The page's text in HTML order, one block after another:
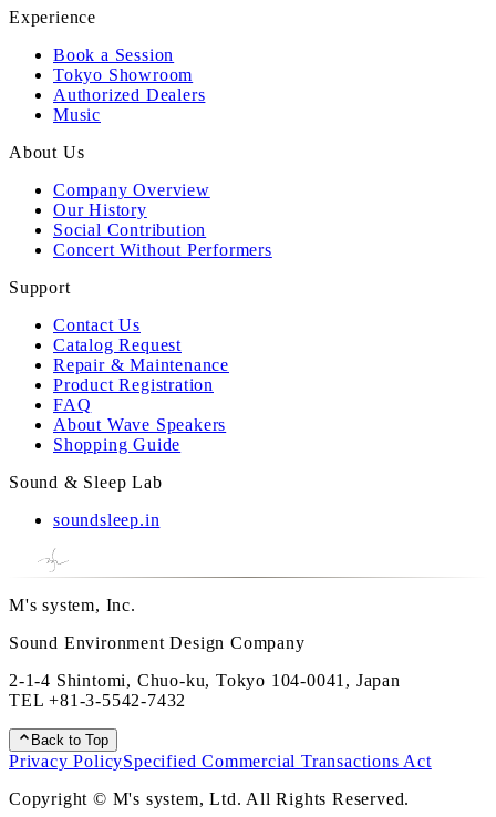
Experience
Book a Session
Tokyo Showroom
Authorized Dealers
Music
About Us
Company Overview
Our History
Social Contribution
Concert Without Performers
Support
Contact Us
Catalog Request
Repair & Maintenance
Product Registration
FAQ
About Wave Speakers
Shopping Guide
Sound & Sleep Lab
soundsleep.in
M's system, Inc.
Sound Environment Design Company
2-1-4 Shintomi, Chuo-ku, Tokyo 104-0041, Japan
TEL+81-3-5542-7432
Back to Top
Privacy PolicySpecified Commercial Transactions Act
Copyright © M's system, Ltd. All Rights Reserved.